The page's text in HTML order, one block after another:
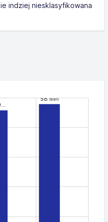
indziej niesklasyfikowana
58 mln